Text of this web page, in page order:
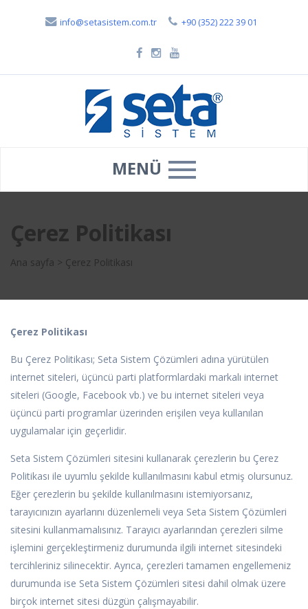
info@setasistem.com.tr +90 (352) 222 39 01
MENÜ
Çerez Politikası
Ana sayfa > Çerez Politikası
Çerez Politikası
Bu Çerez Politikası; Seta Sistem Çözümleri adına yürütülen
internet siteleri, üçüncü parti platformlardaki markalı internet
siteleri (Google, Facebook vb.) ve bu internet siteleri veya
üçüncü parti programlar üzerinden erişilen veya kullanılan
uygulamalar için geçerlidir.
Seta Sistem Çözümleri sitesini kullanarak çerezlerin bu Çerez
Politikası ile uyumlu şekilde kullanılmasını kabul etmiş olursunuz.
Eğer çerezlerin bu şekilde kullanılmasını istemiyorsanız,
tarayıcınızın ayarlarını düzenlemeli veya Seta Sistem Çözümleri
sitesini kullanmamalısınız. Tarayıcı ayarlarından çerezleri silme
işlemini gerçekleştirmeniz durumunda ilgili internet sitesindeki
tercihleriniz silinecektir. Ayrıca, çerezleri tamamen engellemeniz
durumunda ise Seta Sistem Çözümleri sitesi dahil olmak üzere
birçok internet sitesi düzgün çalışmayabilir.